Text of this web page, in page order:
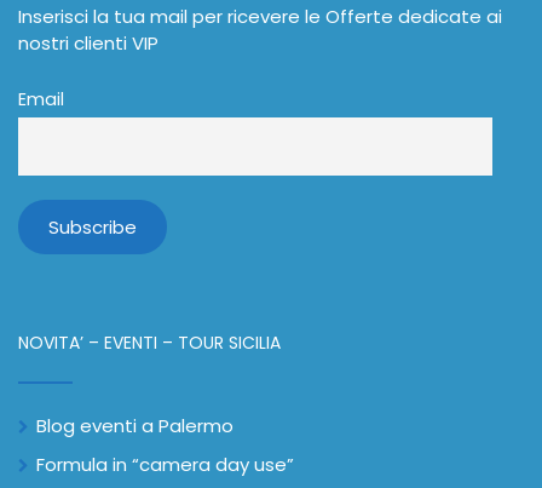
Inserisci la tua mail per ricevere le Offerte dedicate ai
nostri clienti VIP
Email
NOVITA’ – EVENTI – TOUR SICILIA
Blog eventi a Palermo
Formula in “camera day use”